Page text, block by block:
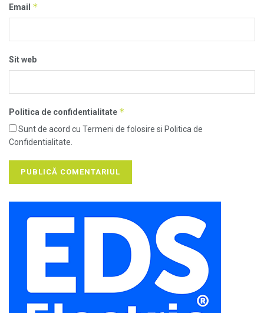
Email *
Sit web
Politica de confidentialitate *
Sunt de acord cu Termeni de folosire si Politica de
Confidentialitate.